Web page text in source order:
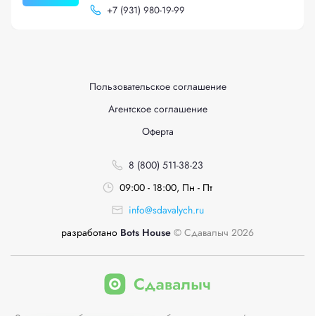
+7 (931) 980-19-99
Пользовательское соглашение
Агентское соглашение
Оферта
8 (800) 511-38-23
09:00 - 18:00, Пн - Пт
info@sdavalych.ru
разработано Bots House © Сдавалыч 2026